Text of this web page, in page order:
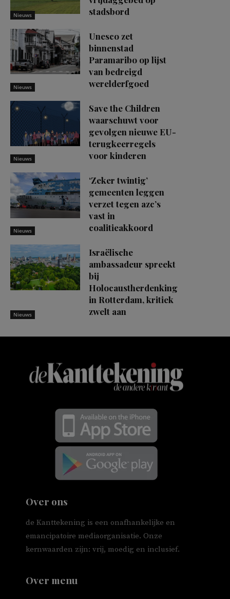
Nieuws
stadsbord
Nieuws
Unesco zet
binnenstad
Paramaribo op lijst
van bedreigd
werelderfgoed
Nieuws
Save the Children
waarschuwt voor
gevolgen nieuwe EU-
terugkeerregels
voor kinderen
Nieuws
‘Zeker twintig’
gemeenten leggen
verzet tegen azc’s
vast in
coalitieakkoord
Nieuws
Israëlische
ambassadeur spreekt
bij
Holocaustherdenking
in Rotterdam, kritiek
zwelt aan
Over ons
de Kanttekening is een onafhankelijke en
emancipatoire mediaorganisatie. Onze
kernwaarden zijn: vrij, moedig en inclusief.
Over menu